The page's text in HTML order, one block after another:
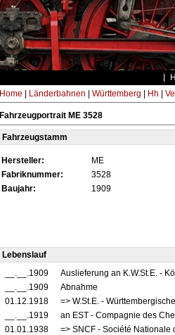
Home Länderbahnen Württemberg Hh
Fahrzeugportrait ME 3528
Fahrzeugstamm
Hersteller:
ME
Fabriknummer:
3528
Baujahr:
1909
Lebenslauf
__.__.1909
Auslieferung an K.W.St.E. -
__.__.1909
Abnahme
01.12.1918
=> W.St.E. -
__.__.1919
an EST - Compagnie des
01.01.1938
=> SNCF - Société